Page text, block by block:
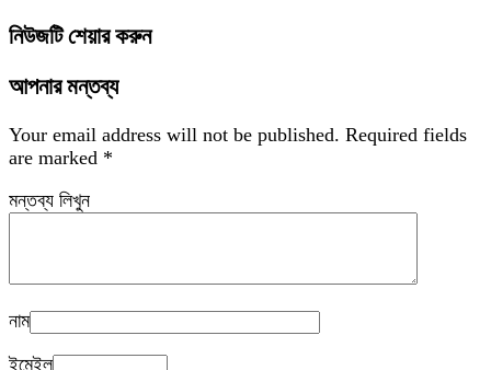
নিউজটি শেয়ার করুন
আপনার মন্তব্য
Your email address will not be published. Required fields
are marked *
মন্তব্য লিখুন
নাম
ইমেইল